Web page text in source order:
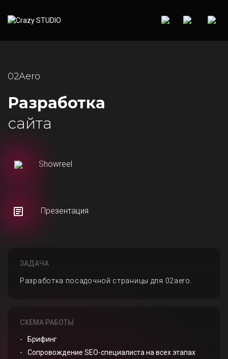
02Aero
Разработка
сайта
Showreel
Презентация
ЗАДАЧА
Разработка посадочной страницы для 02aero.
СХЕМА РАБОТЫ
Брифинг
Сопровождение SEO-специалиста на всех этапах